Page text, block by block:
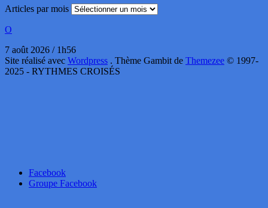
Articles par mois
O
7 août 2026 / 1h56
Site réalisé avec Wordpress . Thème Gambit de Themezee © 1997-
2025 - RYTHMES CROISÉS
Facebook
Groupe Facebook